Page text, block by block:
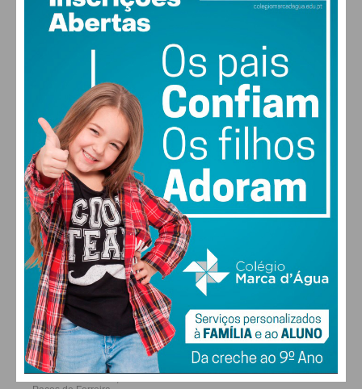
30°
QUI
30
SEX
30°
SÁB
28°
ALTERAR
FARMACIAS DE SERVIÇO EM PAÇOS DE
FERREIRA